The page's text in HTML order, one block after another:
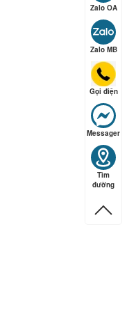
Zalo OA
Zalo MB
Gọi điện
Messager
Tìm
đường